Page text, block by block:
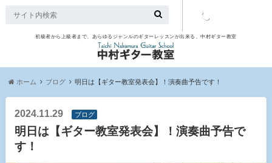
初級者から上級者まで、あらゆるジャンルのギターレッスンが出来る、中村ギター教室
ホーム ブログ 明日は【ギター教室発表会】！演奏曲予告です！
2024.11.29 ブログ
明日は【ギター教室発表会】！演奏曲予告で
す！